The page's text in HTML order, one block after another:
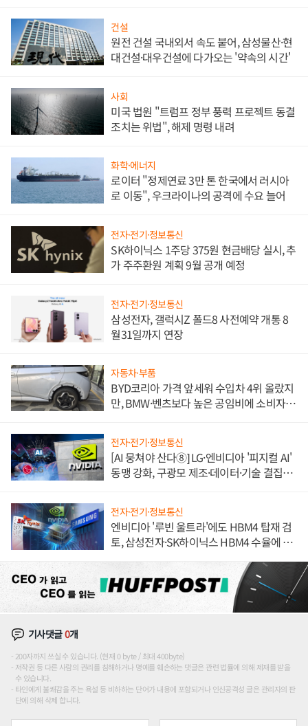
건설
원전 건설 국내외서 속도 붙어, 삼성물산·현
대건설·대우건설에 다가오는 '약속의 시간'
사회
미국 법원 "트럼프 정부 풍력 프로젝트 동결
조치는 위법", 해제 명령 내려
화학·에너지
로이터 "정제연료 3만 톤 한국에서 러시아
로 이동", 우크라이나의 공격에 수요 늘어
전자·전기·정보통신
SK하이닉스 1주당 375원 현금배당 실시, 추
가 주주환원 계획 9월 공개 예정
전자·전기·정보통신
삼성전자, 갤럭시Z 폴드8 사전예약 개통 8
월31일까지 연장
자동차·부품
BYD코리아 가격 앞세워 수입차 4위 올랐지
만, BMW·벤츠보다 높은 공임비에 소비자
전자·전기·정보통신
[AI 뭉쳐야 산다⑧] LG·엔비디아 '피지컬 AI'
동맹 강화, 구광모 제조·데이터·기술 결집
전자·전기·정보통신
엔비디아 '루빈 울트라'에도 HBM4 탑재 검
토, 삼성전자·SK하이닉스 HBM4 수율에 주
기사댓글0개
200자까지 쓰실 수 있습니다. (현재 0 byte / 최대 400byte)
저작권 등 다른 사람의 권리를 침해하거나 명예를 훼손하는 댓글은 관련 법률에 의해 제재를 받을
수 있습니다.
타인에게 불쾌감을 주는 욕설 등 비하하는 단어가 내용에 포함되거나 인신공격성 글은 관리자의 판
단에 의해 삭제 합니다.